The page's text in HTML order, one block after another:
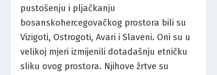
pustošenju i pljačkanju
bosanskohercegovačkog prostora bili su
Vizigoti, Ostrogoti, Avari i Slaveni. Oni su u
velikoj mjeri izmijenili dotadašnju etničku
sliku ovog prostora. Njihove žrtve su